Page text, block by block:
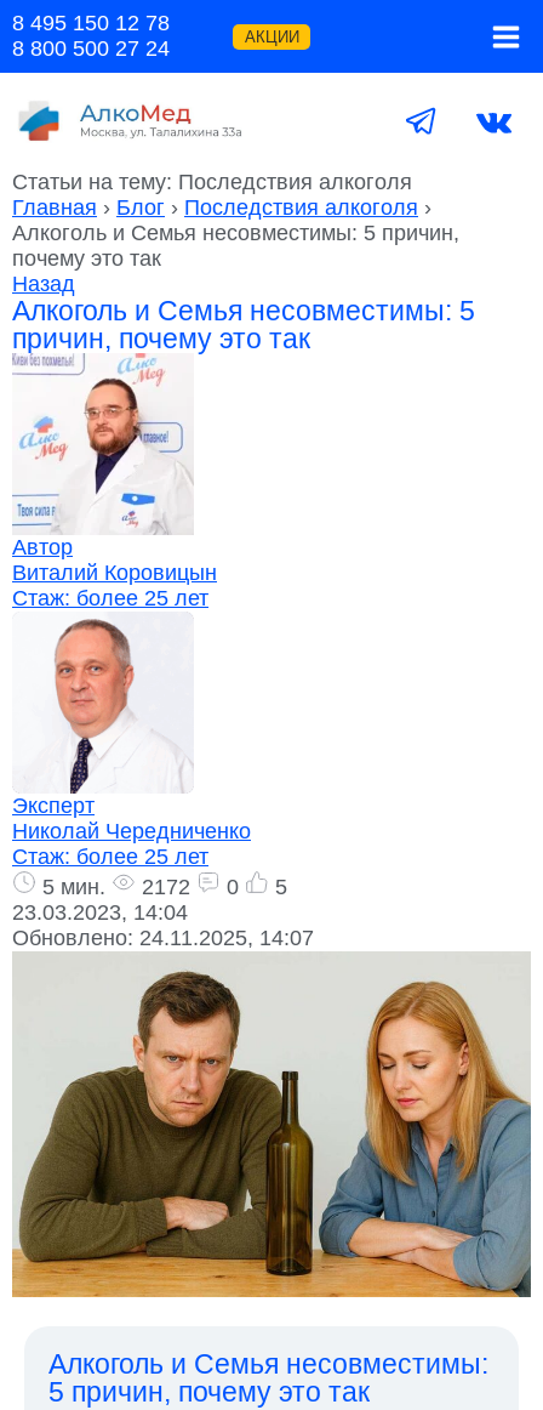
Перейти
содержимому
8 495 150 12 78
8 800 500 27 24
АКЦИИ
Статьи на тему: Последствия алкоголя
Главная › Блог › Последствия алкоголя ›
Алкоголь и Семья несовместимы: 5 причин,
почему это так
Назад
Алкоголь и Семья несовместимы: 5
причин, почему это так
Автор
Виталий Коровицын
Стаж: более 25 лет
Эксперт
Николай Чередниченко
Стаж: более 25 лет
5 мин.
2172 0
5
23.03.2023, 14:04
Обновлено: 24.11.2025, 14:07
Алкоголь и Семья несовместимы:
5 причин, почему это так